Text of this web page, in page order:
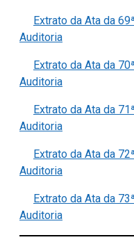
Extrato da Ata da
Auditoria
Extrato da Ata da
Auditoria
Extrato da Ata da
Auditoria
Extrato da Ata da
Auditoria
Extrato da Ata da
Auditoria